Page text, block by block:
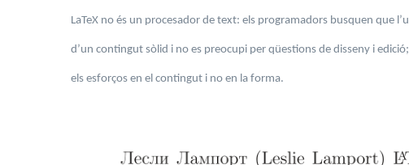
LaTeX no és un procesador de text: els programadors busquen que
d’un contingut sòlid i no es preocupi per qüestions de disseny i
els esforços en el contingut i no en la forma.